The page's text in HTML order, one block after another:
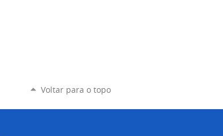
Voltar para o topo